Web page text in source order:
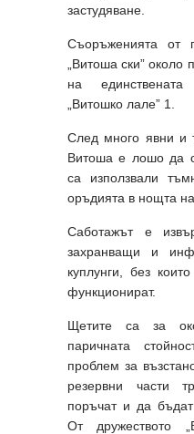
застудяване.
Съоръженията от
„Витоша ски”
на
„Витошко лале” 1.
След много явни и
Витоша е лошо да
са използвали
оръдията в нощта
Саботажът е
захранващи и
куплунги, без
функционират.
Щетите са за
паричната
проблем за
резервни части
поръчат и да
От дружеството